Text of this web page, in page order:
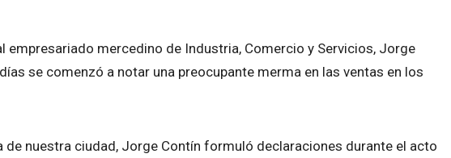
empresariado mercedino de Industria, Comercio y Servicios, Jorge
se comenzó a notar una preocupante merma en las ventas en los
de nuestra ciudad, Jorge Contín formuló declaraciones durante el acto